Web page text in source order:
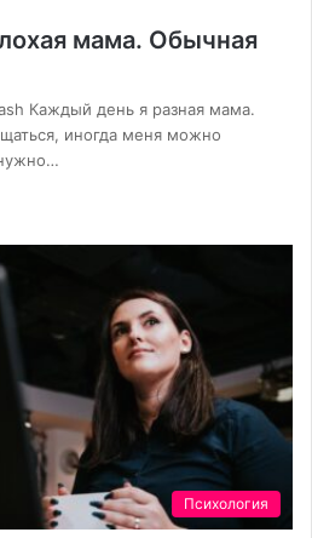
мама. Обычная
Каждый день я разная мама.
иногда меня можно
Психология